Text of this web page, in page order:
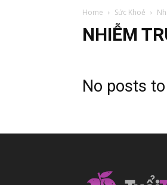
Home Sức Khoẻ
NHIỄM
No posts